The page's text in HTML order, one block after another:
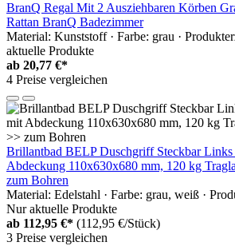
BranQ Regal Mit 2 Ausziehbaren Körben
Rattan BranQ Badezimmer
Material: Kunststoff · Farbe: grau ·
aktuelle Produkte
ab 20,77 €*
4 Preise vergleichen
Brillantbad BELP Duschgriff Steckbar Links
Abdeckung 110x630x680 mm, 120 kg
zum Bohren
Material: Edelstahl · Farbe: grau, weiß ·
Nur aktuelle Produkte
ab 112,95 €* (112,95 €/Stück)
3 Preise vergleichen